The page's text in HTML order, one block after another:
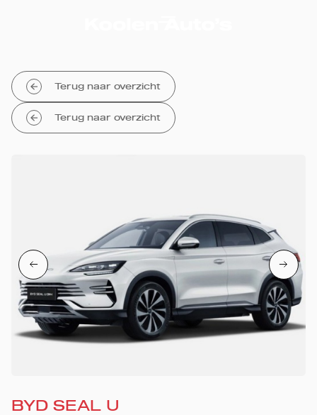
Terug naar overzicht
Terug naar overzicht
BYD SEAL U